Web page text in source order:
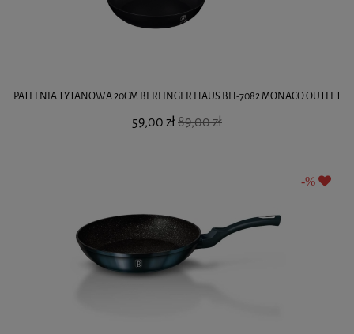
PATELNIA TYTANOWA 20CM BERLINGER HAUS BH-7082 MONACO OUTLET
59,00 zł89,00 zł